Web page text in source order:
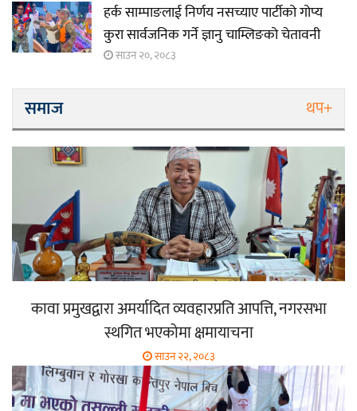
हर्क साम्पाङलाई निर्णय नसच्याए पार्टीको गोप्य
कुरा सार्वजनिक गर्ने ज्ञानु चाम्लिङको चेतावनी
साउन २०, २०८३
समाज थप+
कावा प्रमुखद्वारा अमर्यादित व्यवहारप्रति आपत्ति, नगरसभा
स्थगित भएकोमा क्षमायाचना
साउन २२, २०८३